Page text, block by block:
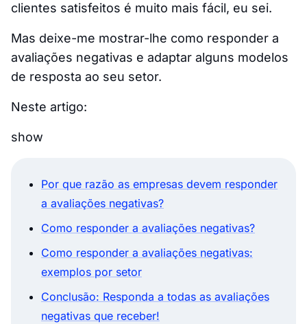
clientes satisfeitos é muito mais fácil, eu sei.
Mas deixe-me mostrar-lhe como responder a
avaliações negativas e adaptar alguns modelos
de resposta ao seu setor.
Neste artigo:
show
Por que razão as empresas devem responder
a avaliações negativas?
Como responder a avaliações negativas?
Como responder a avaliações negativas:
exemplos por setor
Conclusão: Responda a todas as avaliações
negativas que receber!